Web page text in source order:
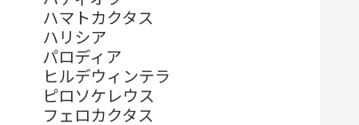
ハマトカクタス
ハリシア
パロディア
ヒルデウィンテラ
ピロソケレウス
フェロカクタス